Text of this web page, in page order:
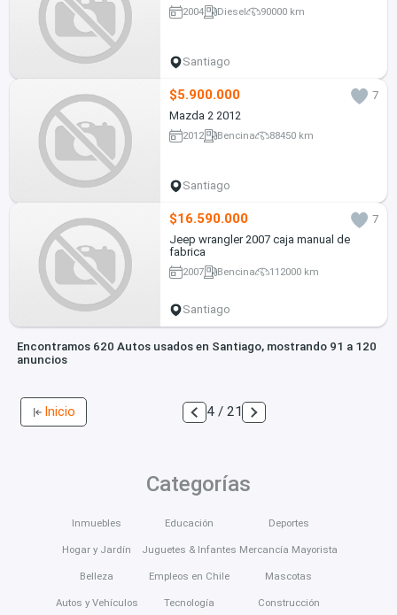
2004 Diesel 90000 km
Santiago
$5.900.000
7
Mazda 2 2012
2012 Bencina 88450 km
Santiago
$16.590.000
7
Jeep wrangler 2007 caja manual de
fabrica
2007 Bencina 112000 km
Santiago
Encontramos 620 Autos usados en Santiago, mostrando 91 a 120
anuncios
Inicio 4 / 21
Categorías
Inmuebles
Hogar y Jardín
Belleza
Autos y Vehículos
Educación
Juguetes & Infantes
Empleos en Chile
Tecnología
Deportes
Mercancía Mayorista
Mascotas
Construcción